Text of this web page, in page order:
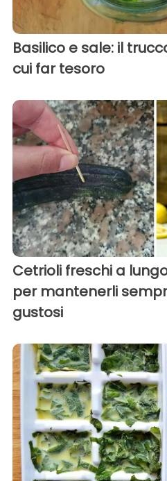
Basilico e sale: il
cui far tesoro
Cetrioli freschi a
per mantenerli
gustosi